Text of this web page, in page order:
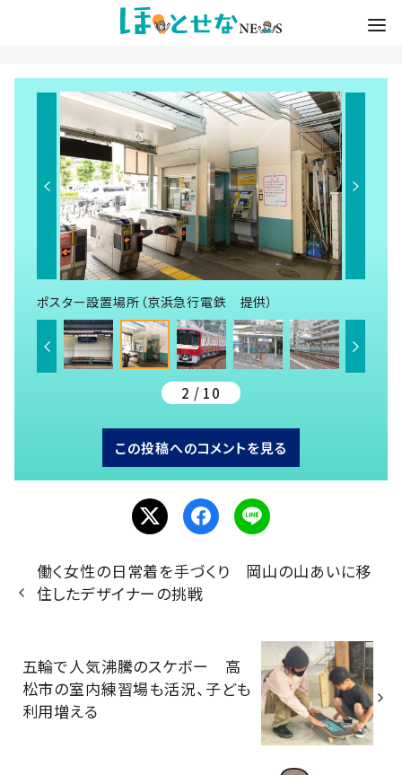
ポスター設置場所（京浜急行電鉄 提供）
2 / 10
この投稿へのコメントを見る
働く女性の日常着を手づくり 岡山の山あいに移
住したデザイナーの挑戦
五輪で人気沸騰のスケボー 高
松市の室内練習場も活況、子ども
利用増える